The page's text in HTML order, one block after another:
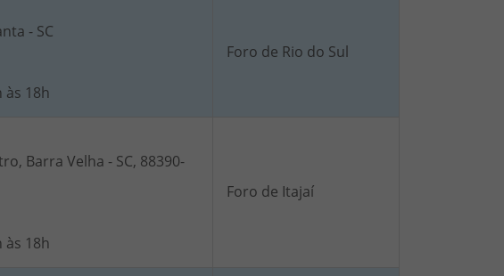
- SC
18h
Foro de Rio do Sul
Barra Velha - SC, 88390-
18h
Foro de Itajaí